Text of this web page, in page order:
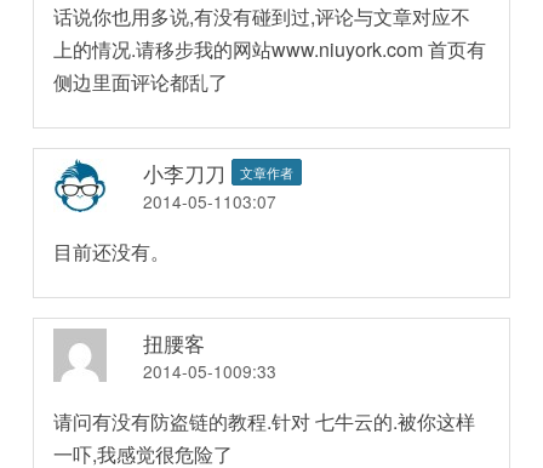
话说你也用多说,有没有碰到过,评论与文章对应不
上的情况.请移步我的网站www.niuyork.com 首页有
侧边里面评论都乱了
小李刀刀 文章作者
2014-05-1103:07
目前还没有。
扭腰客
2014-05-1009:33
请问有没有防盗链的教程.针对 七牛云的.被你这样
一吓,我感觉很危险了